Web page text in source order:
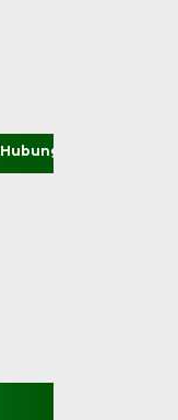
Hubungi Kami